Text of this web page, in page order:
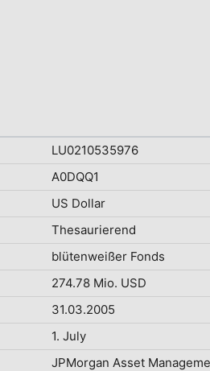
LU0210535976
A0DQQ1
US Dollar
Thesaurierend
blütenweißer Fonds
274.78 Mio. USD
31.03.2005
1. July
JPMorgan Asset